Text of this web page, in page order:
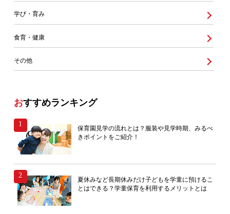
学び・育み
食育・健康
その他
おすすめランキング
保育園見学の流れとは？服装や見学時期、みるべ
きポイントをご紹介！
夏休みなど長期休みだけ子どもを学童に預けるこ
とはできる？学童保育を利用するメリットとは